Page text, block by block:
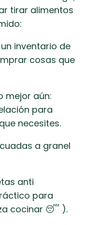
tirar alimentos
inventario de
cosas que
mejor aún:
para
necesites.
a granel
anti
para
cocinar 😴 ).